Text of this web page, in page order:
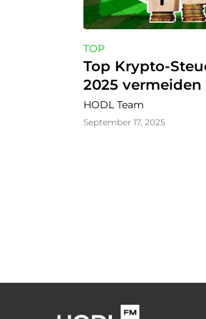
TOP
Top Krypto-
2025
HODL Team
September 17, 2025